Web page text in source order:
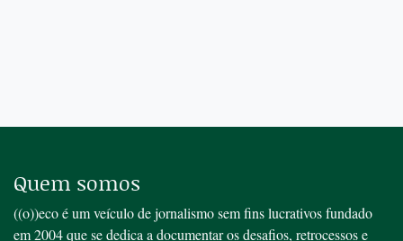
Quem somos
((o))eco é um veículo de jornalismo sem fins lucrativos fundado
em 2004 que se dedica a documentar os desafios, retrocessos e